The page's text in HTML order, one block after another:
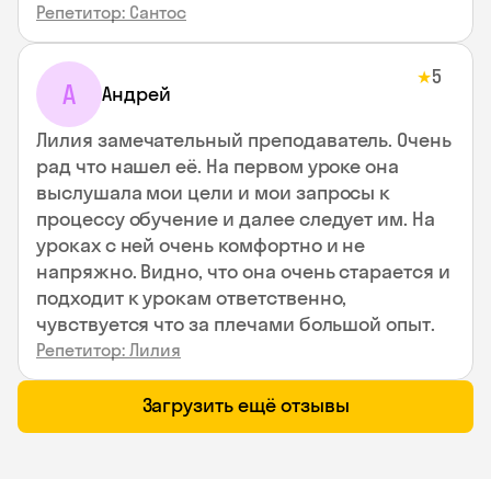
Репетитор: Сантос
А Андрей
★5
Лилия замечательный преподаватель. Очень
рад что нашел её. На первом уроке она
выслушала мои цели и мои запросы к
процессу обучение и далее следует им. На
уроках с ней очень комфортно и не
напряжно. Видно, что она очень старается и
подходит к урокам ответственно,
чувствуется что за плечами большой опыт.
Репетитор: Лилия
Загрузить ещё отзывы